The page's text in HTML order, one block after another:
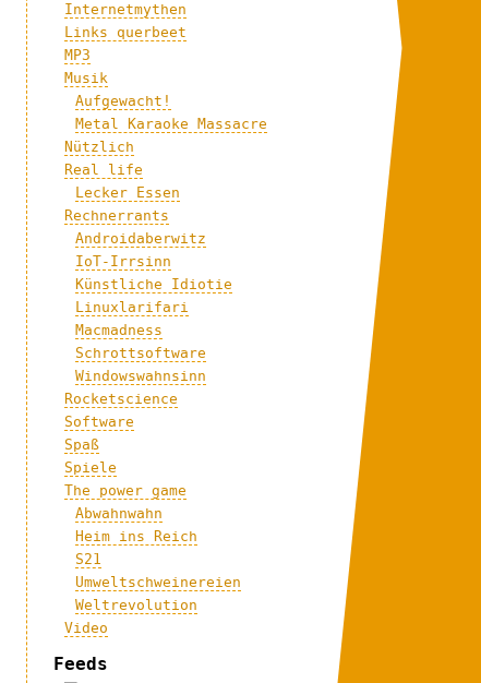
Internetmythen
Links querbeet
MP3
Musik
Aufgewacht!
Metal Karaoke Massacre
Nützlich
Real life
Lecker Essen
Rechnerrants
Androidaberwitz
IoT-Irrsinn
Künstliche Idiotie
Linuxlarifari
Macmadness
Schrottsoftware
Windowswahnsinn
Rocketscience
Software
Spaß
Spiele
The power game
Abwahnwahn
Heim ins Reich
S21
Umweltschweinereien
Weltrevolution
Video
Feeds